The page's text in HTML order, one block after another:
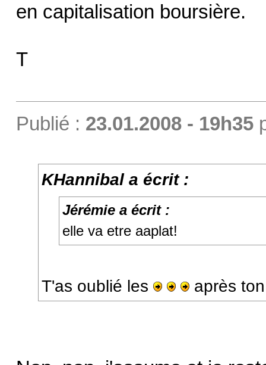
en capitalisation boursière.
T
Publié : 23.01.2008 - 19h35
KHannibal a écrit :
Jérémie a écrit :
elle va etre aaplat!
T'as oublié les après